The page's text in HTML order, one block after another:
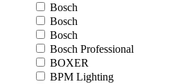
Bosch
Bosch
Bosch
Bosch Professional
BOXER
BPM Lighting